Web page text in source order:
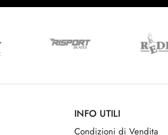
INFO UTILI
Condizioni di Vendita